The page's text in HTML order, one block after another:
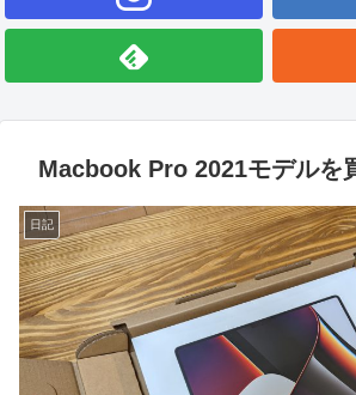
Macbook Pro 2021モデルを
日記